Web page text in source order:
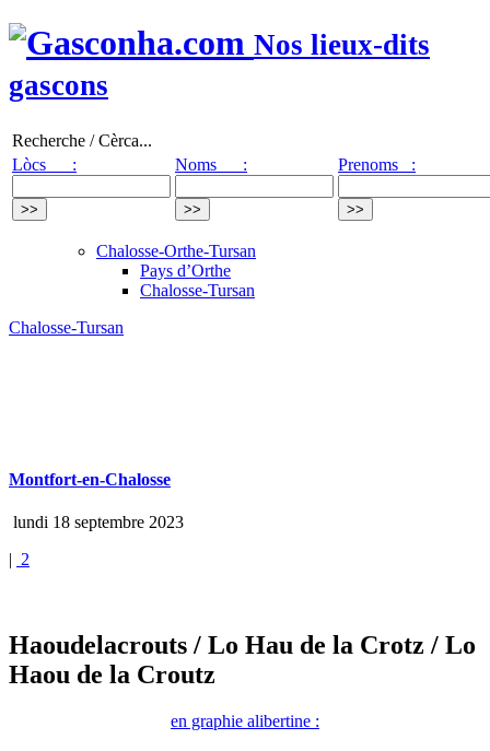
Nos lieux-dits
gascons
Recherche / Cèrca...
Lòcs :
Noms : Prenoms :
Chalosse-Orthe-Tursan
Pays d’Orthe
Chalosse-Tursan
Chalosse-Tursan
Montfort-en-Chalosse
lundi 18 septembre 2023
| 2
Haoudelacrouts / Lo Hau de la Crotz / Lo
Haou de la Croutz
en graphie alibertine :